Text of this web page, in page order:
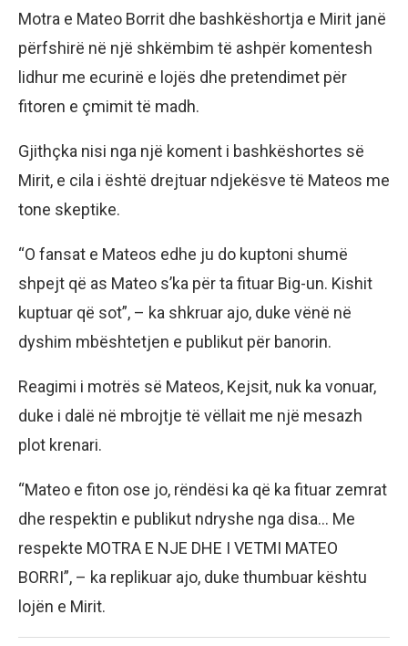
Motra e Mateo Borrit dhe bashkëshortja e Mirit janë
përfshirë në një shkëmbim të ashpër komentesh
lidhur me ecurinë e lojës dhe pretendimet për
fitoren e çmimit të madh.
Gjithçka nisi nga një koment i bashkëshortes së
Mirit, e cila i është drejtuar ndjekësve të Mateos me
tone skeptike.
“O fansat e Mateos edhe ju do kuptoni shumë
shpejt që as Mateo s’ka për ta fituar Big-un. Kishit
kuptuar që sot”, – ka shkruar ajo, duke vënë në
dyshim mbështetjen e publikut për banorin.
Reagimi i motrës së Mateos, Kejsit, nuk ka vonuar,
duke i dalë në mbrojtje të vëllait me një mesazh
plot krenari.
“Mateo e fiton ose jo, rëndësi ka që ka fituar zemrat
dhe respektin e publikut ndryshe nga disa… Me
respekte MOTRA E NJE DHE I VETMI MATEO
BORRI”, – ka replikuar ajo, duke thumbuar kështu
lojën e Mirit.